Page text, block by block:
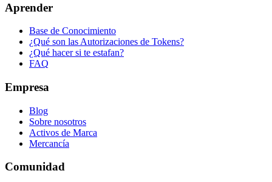
Aprender
Base de Conocimiento
¿Qué son las Autorizaciones de Tokens?
¿Qué hacer si te estafan?
FAQ
Empresa
Blog
Sobre nosotros
Activos de Marca
Mercancía
Comunidad